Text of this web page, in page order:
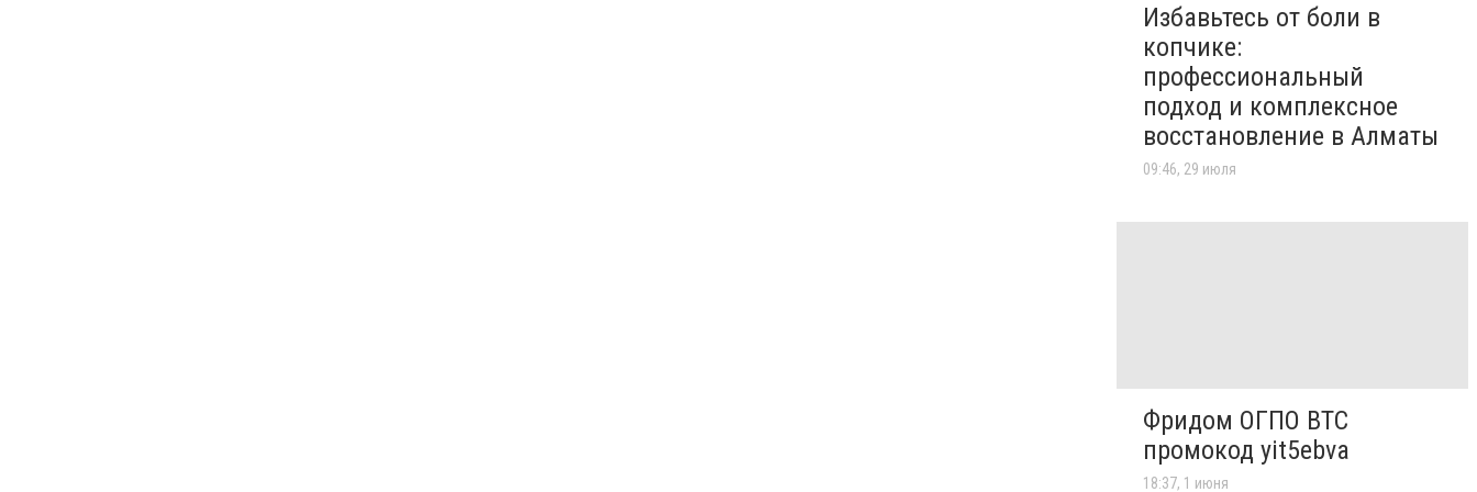
Избавьтесь от боли в
копчике:
профессиональный
подход и комплексное
восстановление в Алматы
09:46, 29 июля
Фридом ОГПО ВТС
промокод yit5ebva
18:37, 1 июня